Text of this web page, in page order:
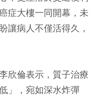
症大樓一同開幕，未
讓病人不僅活得久，
欣倫表示，質子治療
」，宛如深水炸彈